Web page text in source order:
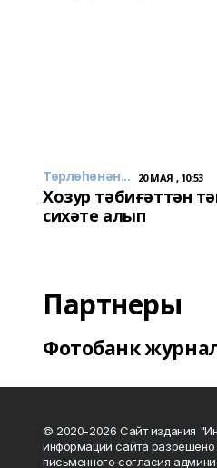
Төрлөһөнән... 20 МАЯ , 10:53
Хозур тәбиғәттән
сихәте алып
Партнеры
Фотобанк
© 2020-2026 Сайт издания
информации сайта разрешено
письменного согласия